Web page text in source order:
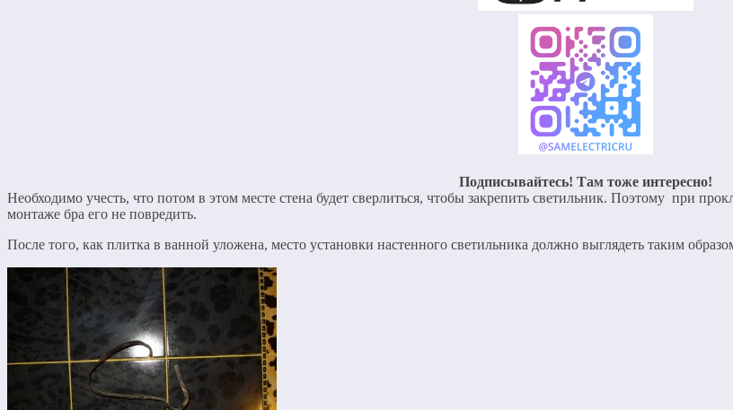
Подписывайтесь! Там тоже интересно!
Необходимо учесть, что потом в этом месте стена будет сверлиться, чтобы закрепить светильник. Поэтому при
монтаже бра его не повредить.
После того, как плитка в ванной уложена, место установки настенного светильника должно выглядеть таким